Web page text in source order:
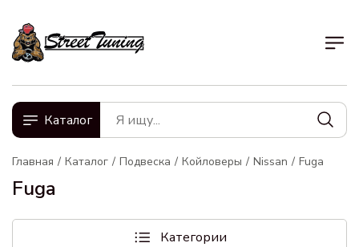
Каталог
Главная Каталог Подвеска Койловеры Nissan Fuga
Fuga
Категории